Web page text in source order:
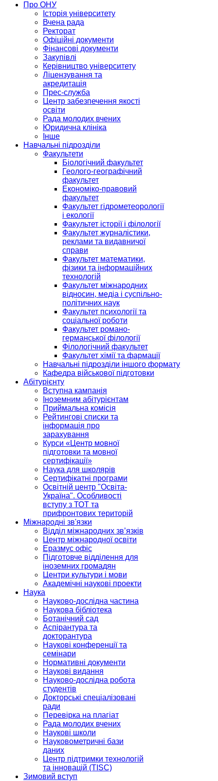
Про ОНУ
Історія університету
Вчена рада
Ректорат
Офіційні документи
Фінансові документи
Закупівлі
Керівництво університету
Ліцензування та
акредитація
Прес-служба
Центр забезпечення якості
освіти
Рада молодих вчених
Юридична клініка
Інше
Навчальні підрозділи
Факультети
Біологічний факультет
Геолого-географічний
факультет
Економіко-правовий
факультет
Факультет гідрометеорології
і екології
Факультет історії і філології
Факультет журналістики,
реклами та видавничої
справи
Факультет математики,
фізики та інформаційних
технологій
Факультет міжнародних
відносин, медіа і суспільно-
політичних наук
Факультет психології та
соціальної роботи
Факультет романо-
германської філології
Філологічний факультет
Факультет хімії та фармації
Навчальні підрозділи іншого формату
Кафедра військової підготовки
Абітурієнту
Вступна кампанія
Іноземним абітурієнтам
Приймальна комісія
Рейтингові списки та
інформація про
зарахування
Курси «Центр мовної
підготовки та мовної
сертифікації»
Наука для школярів
Сертифікатні програми
Освітній центр "Освіта-
Україна". Особливості
вступу з ТОТ та
прифронтових територій
Міжнародні зв'язки
Відділ міжнародних зв’язків
Центр міжнародної освіти
Еразмус офіс
Підготовче відділення для
іноземних громадян
Центри культури і мови
Академічні наукові проекти
Наука
Науково-дослідна частина
Наукова бібліотека
Ботанічний сад
Аспірантура та
докторантура
Наукові конференції та
семінари
Нормативні документи
Наукові видання
Науково-дослідна робота
студентів
Докторські спеціалізовані
ради
Перевірка на плагіат
Рада молодих вчених
Наукові школи
Науковометричні бази
даних
Центр підтримки технологій
та інновацій (TISC)
Зимовий вступ